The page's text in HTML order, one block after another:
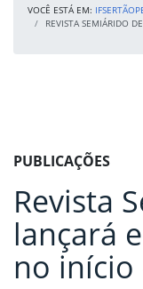
VOCÊ ESTÁ EM:
REVISTA SEMIÁRIDO
Fim da navegação
Início do conteúdo
PUBLICAÇÕES
Revista
lançará
no início